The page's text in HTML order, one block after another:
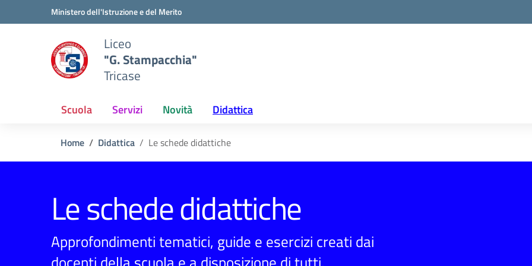
Vai ai contenuti
Vai al menu di navigazioneMinistero dell'Istruzione e del Merito
Liceo
"G. Stampacchia"
Tricase
Scuola Servizi Novità Didattica
Home Didattica Le schede didattiche
Le schede didattiche
Approfondimenti tematici, guide e esercizi creati dai